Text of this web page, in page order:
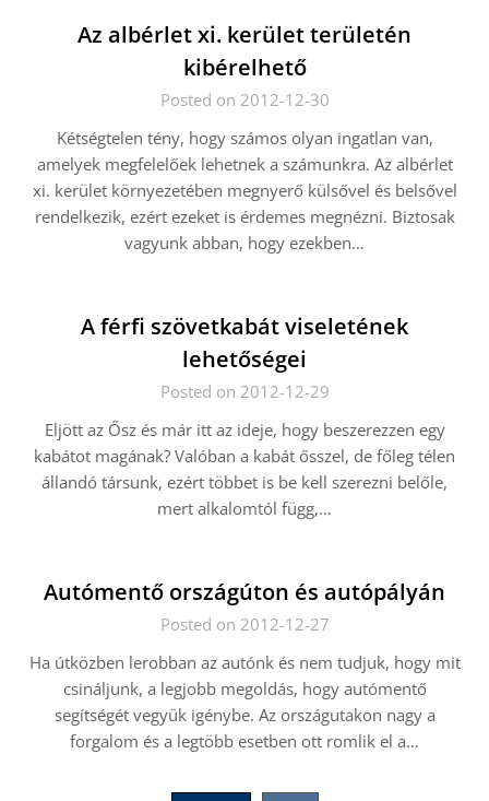
Az albérlet xi. kerület területén
kibérelhető
Posted on 2012-12-30
Kétségtelen tény, hogy számos olyan ingatlan van,
amelyek megfelelőek lehetnek a számunkra. Az albérlet
xi. kerület környezetében megnyerő külsővel és belsővel
rendelkezik, ezért ezeket is érdemes megnézni. Biztosak
vagyunk abban, hogy ezekben…
A férfi szövetkabát viseletének
lehetőségei
Posted on 2012-12-29
Eljött az Ősz és már itt az ideje, hogy beszerezzen egy
kabátot magának? Valóban a kabát ősszel, de főleg télen
állandó társunk, ezért többet is be kell szerezni belőle,
mert alkalomtól függ,…
Autómentő országúton és autópályán
Posted on 2012-12-27
Ha útközben lerobban az autónk és nem tudjuk, hogy mit
csináljunk, a legjobb megoldás, hogy autómentő
segítségét vegyük igénybe. Az országutakon nagy a
forgalom és a legtöbb esetben ott romlik el a…